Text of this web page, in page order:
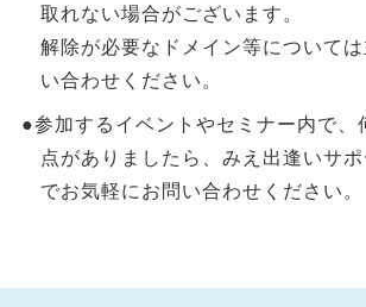
取れない場合がございます。
解除が必要なドメイン等について
い合わせください。
●参加するイベントやセミナー内で、
点がありましたら、みえ出逢いサ
でお気軽にお問い合わせください。